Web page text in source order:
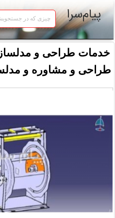
پیام‌سرا
خدمات طراحی و
طراحی و مشاوره و